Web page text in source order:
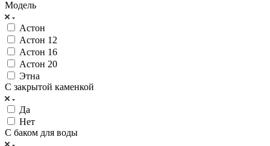
Модель
Астон
Астон 12
Астон 16
Астон 20
Этна
С закрытой каменкой
Да
Нет
С баком для воды